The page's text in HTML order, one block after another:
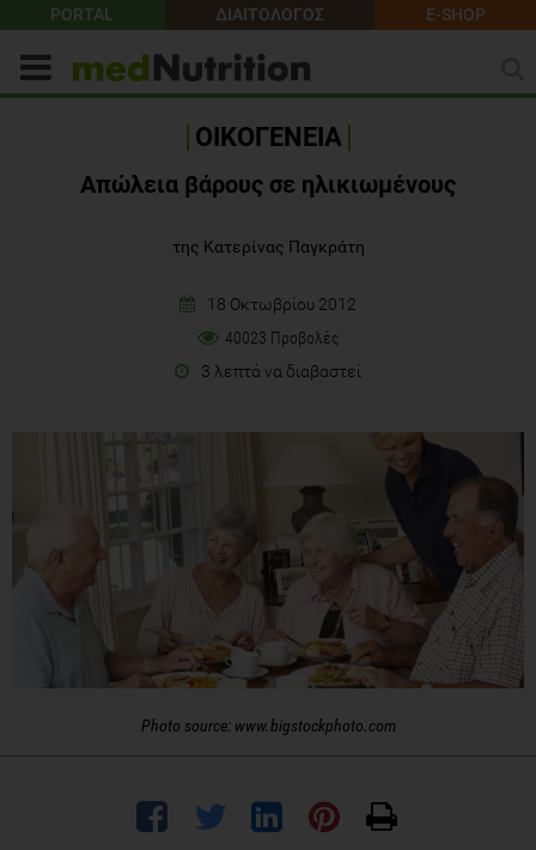
PORTAL ΔΙΑΙΤΟΛΟΓΟΣ E-SHOP
ΟΙΚΟΓΕΝΕΙΑ
Απώλεια βάρους σε ηλικιωμένους
της Κατερίνας Παγκράτη
18 Οκτωβρίου 2012
40023 Προβολές
3 λεπτά να διαβαστεί
Photo source: www.bigstockphoto.com